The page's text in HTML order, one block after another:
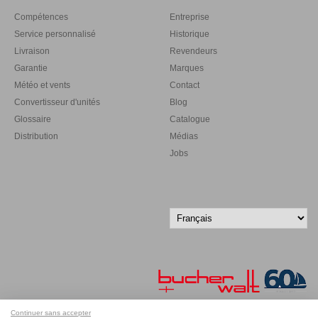
Compétences
Service personnalisé
Livraison
Garantie
Météo et vents
Convertisseur d'unités
Glossaire
Distribution
Entreprise
Historique
Revendeurs
Marques
Contact
Blog
Catalogue
Médias
Jobs
Continuer sans accepter